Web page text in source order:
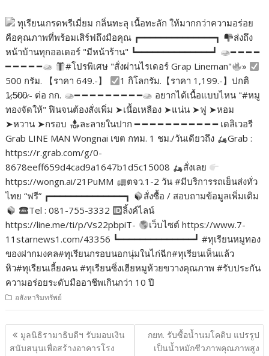
ทุเรียนเกรดพรีเมี่ยม กลิ่นทะลุ เนื้อทะลัก ให้มากกว่าความอร่อย
คือคุณภาพที่พร้อมเสิร์ฟถึงมือคุณ ┏━━━━━━━━━━━━━━┓
ส่งถึง
หน้าบ้านทุกออเดอร์ "มีหน้าร้าน" ┗━━━━━━━━━━━━━━┛
━ ━ ━ ━
━ ━ ━ ━ ━
#โปรพิเศษ "สั่งผ่านไรเดอร์ Grap Lineman"
»
500 กรัม. 【ราคา 649.-】
1 กิโลกรัม.【ราคา 1,199.-】ปกติ
1̷,5̷0̷0̷.- ต่อ กก.
━ ━ ━ ━ ━ ━ ━ ━ ━
อยากได้เนื้อแบบไหน "#หมู
ทองจัดให้" ฟินจนต้องสั่งเพิ่ม ➤เนื้อเหลือง ➤แน่น ➤ฟู ➤หอม
➤หวาน ➤กรอบ
ละลายในปาก ━ ━ ━ ━ ━ ━ ━ ━ ━ ━ ━ เดลิเวอรี
Grab LINE MAN Wongnai เขต กทม. 1 ชม./วันเดียวถึง
Grab :
https://r.grab.com/g/0-
8678eeff659d4cad9a1647b1d5c15008
สั่งเลย
https://wongn.ai/21PuMM
ตจว.1-2 วัน #มีบริการรถเย็นส่งทั่ว
ไทย “ฟรี” ┏━━━━━━━━━━━━━━┓
สั่งซื้อ / สอบถามข้อมูลเพิ่มเติม
Tel : 081-755-3332
ลิ้งค์ไลน์
https://line.me/ti/p/Vs22pbpiT-
เว็บไซต์ https://www.7-
11starnews1.com/43356 ┗━━━━━━━━━━━━━━┛ #ทุเรียนหมูทอง
ของฝากมงคล#ทุเรียนกรอบนอกนุ่มในไก่ฉีก#ทุเรียนเห็นแล้ว
หิว#ทุเรียนเลี้ยงคน #ทุเรียนซิ่งเฮียหมูห้วยขวางคุณภาพ #รับประกัน
ความอร่อยระดับมืออาชีพเกินกว่า 10 ปี
อสังหาริมทรัพย์
แนะแนว
เรื่อง
มูลนิธิรามาธิบดีฯ รับมอบเงิน
สนับสนุนเพื่อสร้างอาคารโรง
กยท. รับซื้อน้ำนมโคดิบ แปรรูป
เป็นน้ำหมักชีวภาพคุณภาพสูง